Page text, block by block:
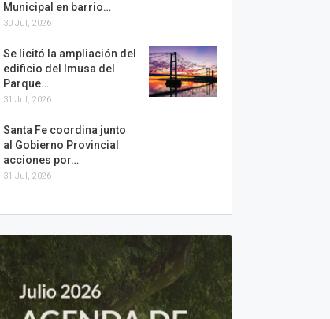
Municipal en barrio…
30 Jul, 2026
Se licitó la ampliación del
edificio del Imusa del
Parque…
31 Jul, 2026
Santa Fe coordina junto
al Gobierno Provincial
acciones por…
31 Jul, 2026